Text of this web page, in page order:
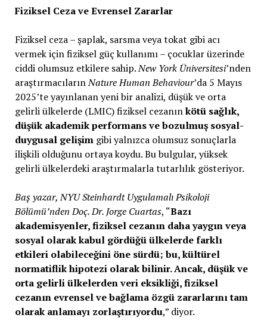
Fiziksel Ceza ve Evrensel Zararlar
Fiziksel ceza – şaplak, sarsma veya tokat gibi acı
vermek için fiziksel güç kullanımı – çocuklar üzerinde
ciddi olumsuz etkilere sahip.New York Üniversitesi’nden
araştırmacılarınNature Human Behaviour’da 5 Mayıs
2025’te yayınlanan yeni bir analizi, düşük ve orta
gelirli ülkelerde (LMIC) fiziksel cezanınkötü sağlık,
düşük akademik performans ve bozulmuş sosyal-
duygusal gelişimgibi yalnızca olumsuz sonuçlarla
ilişkili olduğunu ortaya koydu. Bu bulgular, yüksek
gelirli ülkelerdeki araştırmalarla tutarlılık gösteriyor.
Baş yazar, NYU Steinhardt Uygulamalı Psikoloji
Bölümü’nden Doç. Dr. Jorge Cuartas, “Bazı
akademisyenler, fiziksel cezanın daha yaygın veya
sosyal olarak kabul gördüğü ülkelerde farklı
etkileri olabileceğini öne sürdü; bu, kültürel
normatiflik hipotezi olarak bilinir. Ancak, düşük ve
orta gelirli ülkelerden veri eksikliği, fiziksel
cezanın evrensel ve bağlama özgü zararlarını tam
olarak anlamayı zorlaştırıyordu,” diyor.